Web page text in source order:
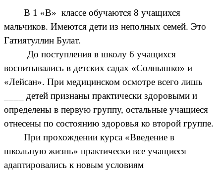
В 1 «В» классе обучаются 8 учащихся
мальчиков. Имеются дети из неполных семей. Это
Гатиятуллин Булат.
До поступления в школу 6 учащихся
воспитывались в детских садах «Солнышко» и
«Лейсан». При медицинском осмотре всего лишь
____ детей признаны практически здоровыми и
определены в первую группу, остальные учащиеся
отнесены по состоянию здоровья ко второй группе.
При прохождении курса «Введение в
школьную жизнь» практически все учащиеся
адаптировались к новым условиям